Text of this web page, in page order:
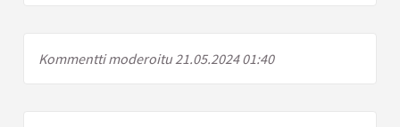
Kommentti moderoitu 21.05.2024 01:40